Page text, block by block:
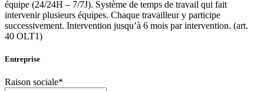
équipe (24/24H – 7/7J). Système de temps de travail qui fait
intervenir plusieurs équipes. Chaque travailleur y participe
successivement. Intervention jusqu’à 6 mois par intervention. (art.
40 OLT1)
Entreprise
Raison sociale*